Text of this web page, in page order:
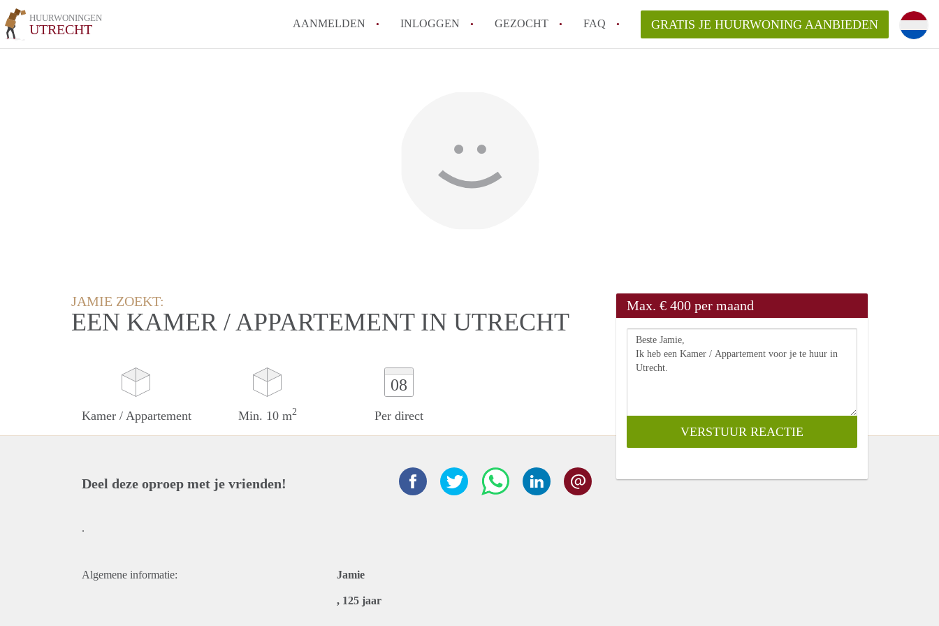
HUURWONINGEN
UTRECHT AANMELDEN INLOGGEN GEZOCHT FAQ
Wat is de privacyverklaring van HuurwoningenUtrecht?
Berekent HuurwoningenUtrecht
makelaarsvergoeding/bemiddelingsvergoeding?
GRATIS JE HUURWONING AANBIEDEN
JAMIE ZOEKT:
EEN KAMER / APPARTEMENT IN UTRECHT
Kamer / Appartement Min. 10 m2
08
Per direct
Max. € 400 per maand
Deel deze oproep met je vrienden!
.
Algemene informatie: Jamie
, 125 jaar